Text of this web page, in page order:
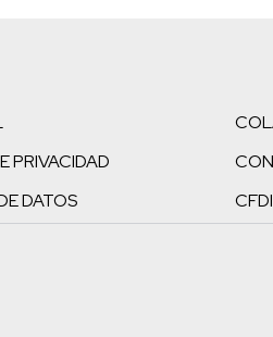
PRIVACIDAD
DATOS